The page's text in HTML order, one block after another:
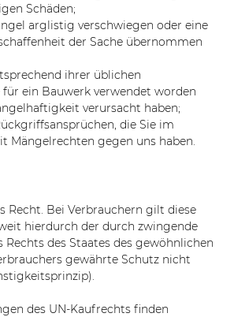
Schäden;
arglistig verschwiegen oder eine
der Sache übernommen
ihrer üblichen
ein Bauwerk verwendet worden
verursacht haben;
die Sie im
Mängelrechten gegen uns haben.
Recht. Bei Verbrauchern gilt diese
hierdurch der durch zwingende
des Staates des gewöhnlichen
gewährte Schutz nicht
des UN-Kaufrechts finden